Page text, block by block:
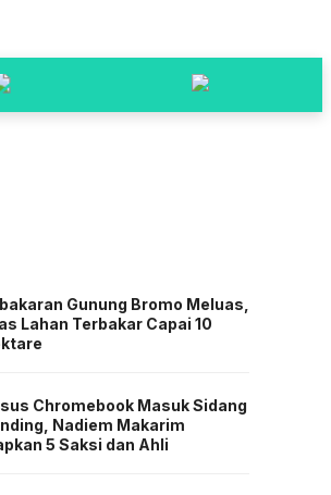
Gunung Bromo Meluas,
Lahan Terbakar Capai 10
Chromebook Masuk Sidang
Nadiem Makarim
5 Saksi dan Ahli